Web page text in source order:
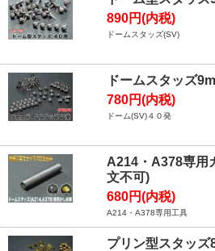
890円(内税)
ドームスタッズ(SV)
ドームスタッズ
780円(内税)
ドーム(SV)４０発
A214・A378専用
文不可)
680円(内税)
A214・A378専用工具
プリン型スタッズ